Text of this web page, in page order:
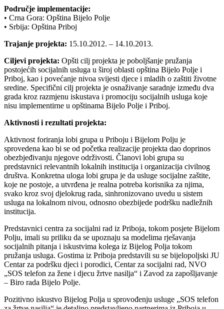
Područje implementacije:
• Crna Gora: Opština Bijelo Polje
• Srbija: Opština Priboj
Trajanje projekta: 15.10.2012. – 14.10.2013.
Ciljevi projekta: Opšti cilj projekta je poboljšanje pružanja
postojećih socijalnih usluga u široj oblasti opština Bijelo Polje i
Priboj, kao i povećanje nivoa svijesti djece i mladih o zaštiti životne
sredine. Specifični cilj projekta je osnaživanje saradnje između dva
grada kroz razmjenu iskustava i promociju socijalnih usluga koje
nisu implementirne u opštinama Bijelo Polje i Priboj.
Aktivnosti i rezultati projekta:
Aktivnost foriranja lobi grupa u Priboju i Bijelom Polju je
sprovedena kao bi se od početka realizacije projekta dao doprinos
obezbjeđivanju njegove održivosti. Članovi lobi grupa su
predstavnici relevantnih lokalnih institucija i organizacija civilnog
društva. Konkretna uloga lobi grupa je da usluge socijalne zaštite,
koje ne postoje, a utvrđena je realna potreba korisnika za njima,
svako kroz svoj djelokrug rada, sinhronizovano uvedu u sistem
usluga na lokalnom nivou, odnosno obezbijede podršku nadležnih
institucija.
Predstavnici centra za socijalni rad iz Priboja, tokom posjete Bijelom
Polju, imali su priliku da se upoznaju sa modelima rješavanja
socijalnih pitanja i iskustvima kolega iz Bijelog Polja tokom
pružanja usluga. Gostima iz Priboja predstavili su se bijelopoljski JU
Centar za podršku djeci i porodici, Centar za socijalni rad, NVO
„SOS telefon za žene i djecu žrtve nasilja“ i Zavod za zapošljavanje
– Biro rada Bijelo Polje.
Pozitivno iskustvo Bijelog Polja u sprovođenju usluge „SOS telefon